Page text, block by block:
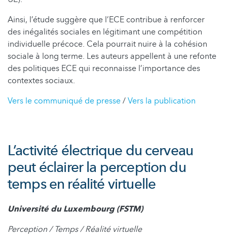
Ainsi, l’étude suggère que l’ECE contribue à renforcer
des inégalités sociales en légitimant une compétition
individuelle précoce. Cela pourrait nuire à la cohésion
sociale à long terme. Les auteurs appellent à une refonte
des politiques ECE qui reconnaisse l’importance des
contextes sociaux.
Vers le communiqué de presse/Vers la publication
L’activité électrique du cerveau
peut éclairer la perception du
temps en réalité virtuelle
Université du Luxembourg (FSTM)
Perception / Temps / Réalité virtuelle